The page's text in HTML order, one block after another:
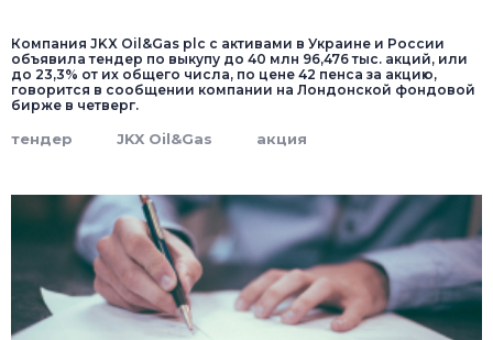
Компания JKX Oil&Gas plc с активами в Украине и России
объявила тендер по выкупу до 40 млн 96,476 тыс. акций, или
до 23,3% от их общего числа, по цене 42 пенса за акцию,
говорится в сообщении компании на Лондонской фондовой
бирже в четверг.
тендер JKX Oil&Gas акция